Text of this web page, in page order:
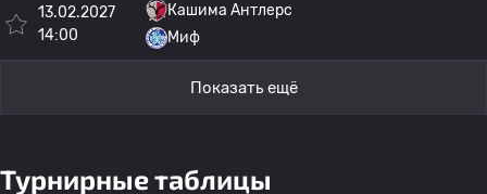
13.02.2027
14:00
Кашима Антлерс
Миф
Показать ещё
Турнирные таблицы